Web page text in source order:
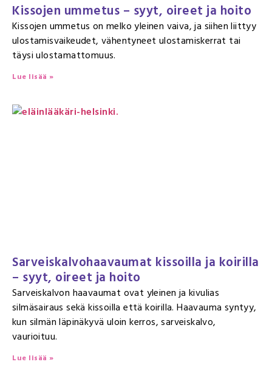
Kissojen ummetus – syyt, oireet ja hoito
Kissojen ummetus on melko yleinen vaiva, ja siihen liittyy
ulostamisvaikeudet, vähentyneet ulostamiskerrat tai
täysi ulostamattomuus.
Lue lisää »
Sarveiskalvohaavaumat kissoilla ja koirilla
– syyt, oireet ja hoito
Sarveiskalvon haavaumat ovat yleinen ja kivulias
silmäsairaus sekä kissoilla että koirilla. Haavauma syntyy,
kun silmän läpinäkyvä uloin kerros, sarveiskalvo,
vaurioituu.
Lue lisää »